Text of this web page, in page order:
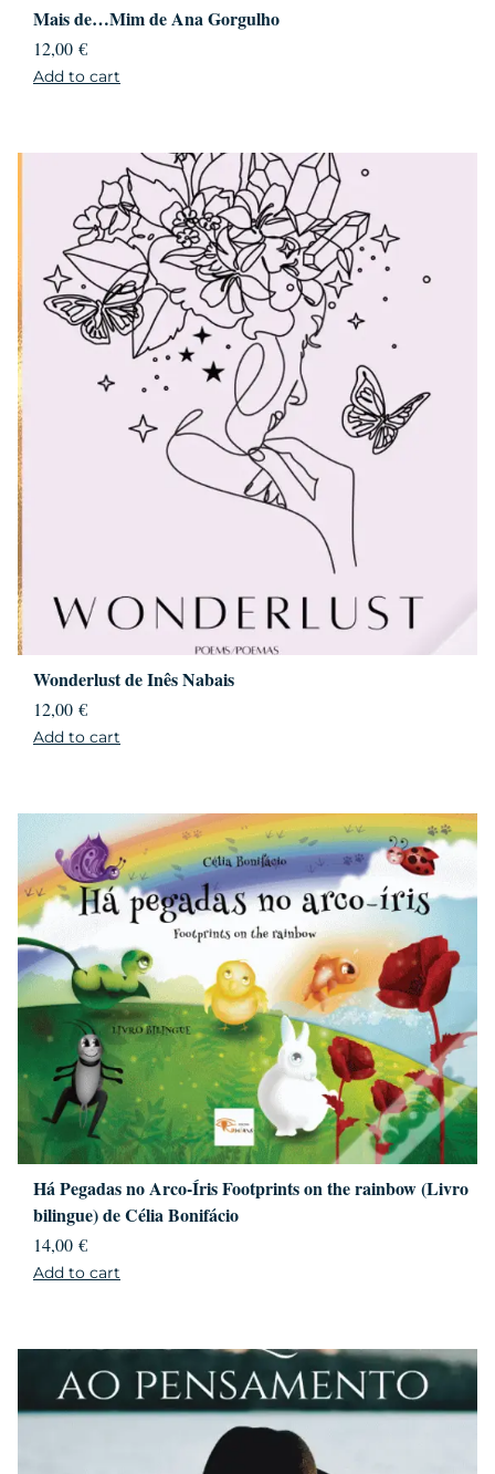
Mais de…Mim de Ana Gorgulho
12,00 €
Add to cart
Wonderlust de Inês Nabais
12,00 €
Add to cart
Há Pegadas no Arco-Íris Footprints on the rainbow (Livro
bilingue) de Célia Bonifácio
14,00 €
Add to cart